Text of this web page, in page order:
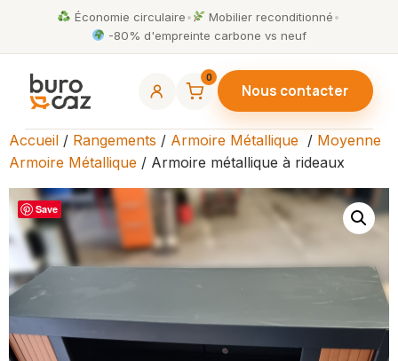
Économie circulaire• Mobilier reconditionné•
-80% d'empreinte carbone vs neuf
0
Nous contacter
Accueil / Rangements / Armoire Métallique / Moyenne
Armoire Métallique / Armoire métallique à rideaux
Save